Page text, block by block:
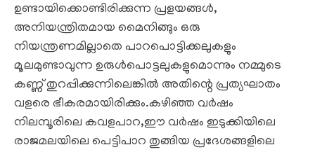
ഉണ്ടായിക്കൊണ്ടിരിക്കുന്ന പ്രളയങ്ങള്‍,
അനിയന്ത്രിതമായ മൈനിങ്ങും ഒരു
നിയന്ത്രണമില്ലാതെ പാറപൊട്ടിക്കലുകളും
മൂലമുണ്ടാവുന്ന ഉരുള്‍പൊട്ടലുകളുമൊന്നും നമ്മുടെ
കണ്ണ് തുറപ്പിക്കുന്നിലെങ്കില്‍ അതിന്റെ പ്രത്യഘാതം
വളരെ ഭീകരമായിരിക്കും.കഴിഞ്ഞ വര്‍ഷം
നിലമ്പൂരിലെ കവളപാറ,ഈ വര്‍ഷം ഇടുക്കിയിലെ
രാജമലയിലെ പെട്ടിപാറ തുങ്ങിയ പ്രദേശങ്ങളിലെ